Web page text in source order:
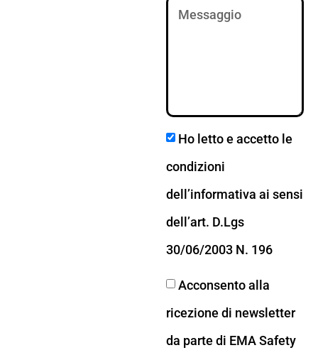
Ho letto e accetto le
condizioni
dell’informativa ai sensi
dell’art. D.Lgs
30/06/2003 N. 196
Acconsento alla
ricezione di newsletter
da parte di EMA Safety